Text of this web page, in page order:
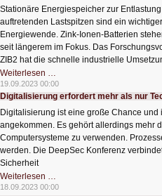
Stationäre Energiespeicher zur
auftretenden Lastspitzen sind ein
Energiewende. Zink-Ionen-Batterien
seit längerem im Fokus. Das
ZIB2 hat die schnelle industrielle
Weiterlesen …
Batterien
für
die
19.09.2023 00:00
Digitalisierung erfordert mehr als nur
Digitalisierung ist eine große Chance
angekommen. Es gehört allerdings mehr
Computersysteme zu verwenden.
werden. Die DeepSec Konferenz
Sicherheit
Weiterlesen …
erfordert
mehr
18.09.2023 00:00